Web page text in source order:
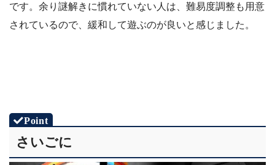
です。余り謎解きに慣れていない人は、難易度調整も用意
されているので、緩和して遊ぶのが良いと感じました。
さいごに